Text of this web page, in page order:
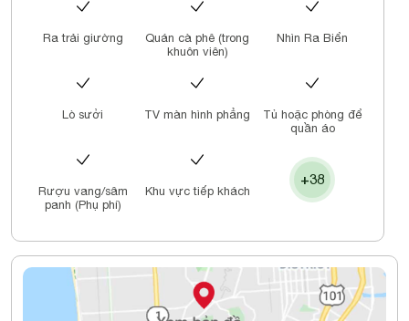
Potique Hotel có sân hiên.
Trầm Hương, Quảng trường 2/4 và trung tâm mua sắm Nha Trang
Centre. Sân bay gần nhất là sân bay quốc tế Cam Ranh, nằm trong
bán kính 26 km từ Potique Hotel.
Ra trải giường
Quán cà phê (trong
khuôn viên)
Nhìn Ra Biển
Lò sưởi TV màn hình phẳng
Tủ hoặc phòng để
quần áo
Rượu vang/sâm
panh (Phụ phí)
Khu vực tiếp khách
+38